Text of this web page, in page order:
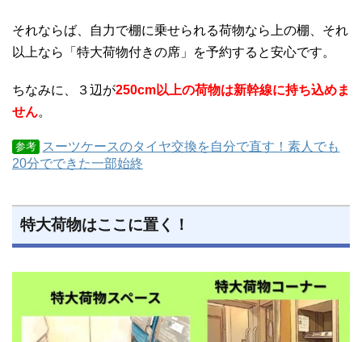
それならば、自力で棚に乗せられる荷物なら上の棚、それ
以上なら「特大荷物付きの席」を予約すると安心です。
ちなみに、３辺が250cm以上の荷物は新幹線に持ち込めま
せん。
参考
スーツケースのタイヤ交換を自分で直す！素人でも
20分でできた一部始終
特大荷物はここに置く！